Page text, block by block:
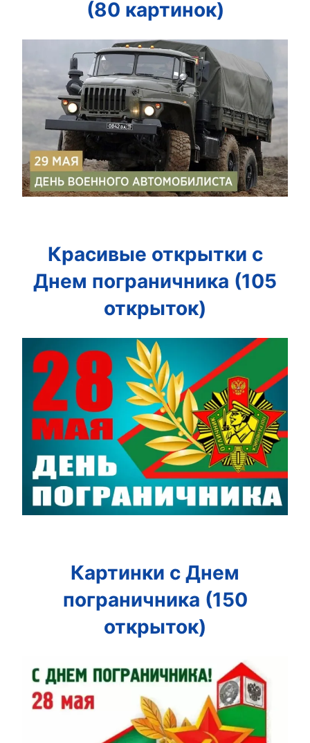
(80 картинок)
Красивые открытки с
Днем пограничника (105
открыток)
Картинки с Днем
пограничника (150
открыток)